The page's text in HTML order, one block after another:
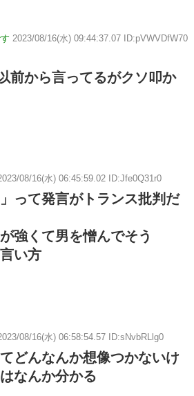
2023/08/16(水) 09:44:37.07 ID:pVWVDfW70
前から言ってるがクソ叩か
08/16(水) 06:45:59.02 ID:Jfe0Q31r0
って発言がトランス批判だ
強くて男を憎んでそう
い方
08/16(水) 06:58:54.57 ID:sNvbRLlg0
どんなんか想像つかないけ
なんか分かる